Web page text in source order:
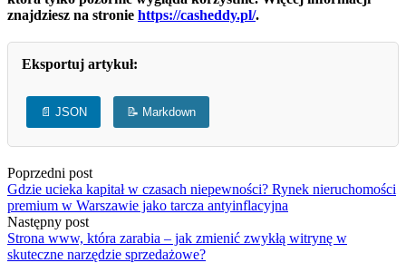
znajdziesz na stronie https://casheddy.pl/.
Eksportuj artykuł:
📄 JSON 📝 Markdown
Poprzedni post
Gdzie ucieka kapitał w czasach niepewności? Rynek nieruchomości
premium w Warszawie jako tarcza antyinflacyjna
Następny post
Strona www, która zarabia – jak zmienić zwykłą witrynę w
skuteczne narzędzie sprzedażowe?